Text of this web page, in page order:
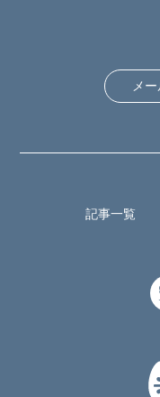
メ
記事一覧